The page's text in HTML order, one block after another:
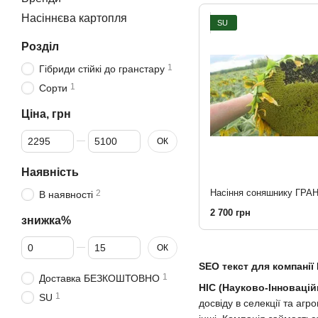
SEO текст для компанії
НІС (Науково-
досвіду в селекції та
SU
2 700 грн
Насіннєва картопля
Розділ
Гібриди стійкі до гранстару 1
Сорти 1
Ціна, грн
Від Ціна, грн
До Ціна, грн ОК
Наявність
В наявності 2
знижка%
Від знижка%
До знижка% ОК
Доставка БЕЗКОШТОВНО 1
SU 1